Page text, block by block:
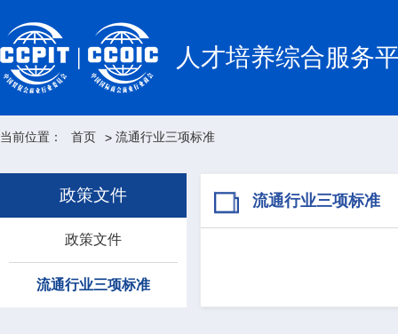
人才培养综合服务
当前位置： 首页 > 流通行业三项标准
政策文件
政策文件
流通行业三项标准
流通行业三项标准